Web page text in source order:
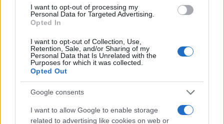
I want to opt-out of processing my
Personal Data for Targeted Advertising.
Opted In
I want to opt-out of Collection, Use,
Retention, Sale, and/or Sharing of my
Personal Data that Is Unrelated with the
Purposes for which it was collected.
Opted Out
Google consents
I want to allow Google to enable storage
related to advertising like cookies on web or
Reply
Bridger(@bridger)
Noble Member
24 Μαρτίου 2025 10:33
της γενόμενης επένδυσης σε μεσοπρόθεσμο χρονικό ορίζοντα.
τουλάχιστον δεν βλέπουν μυωπικά μόνο το σκέλος της αρχικής
αλλά κατανοούν και τις προοπτικές της επένδυσης. Αυτονόητο